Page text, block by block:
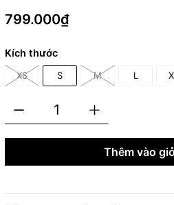
799.000₫
Kích thước
XS S M L
Thêm vào